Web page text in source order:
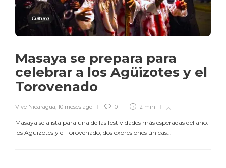
Cultura
Masaya se prepara para
celebrar a los Agüizotes y el
Torovenado
Vive Nicaragua, 10 meses ago 0 2 min
Masaya se alista para una de las festividades más esperadas del año:
los Agüizotes y el Torovenado, dos expresiones únicas...